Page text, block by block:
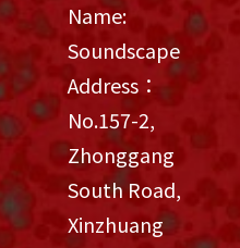
Name:
Soundscape
Address：
No.157-2,
Zhonggang
South Road,
Xinzhuang